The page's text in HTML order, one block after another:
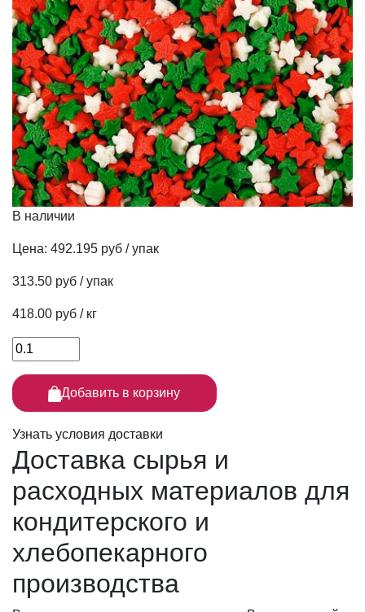
В наличии
Цена: 492.195 руб / упак
313.50 руб / упак
418.00 руб / кг
Добавить в корзину
Узнать условия доставки
Доставка сырья и
расходных материалов для
кондитерского и
хлебопекарного
производства